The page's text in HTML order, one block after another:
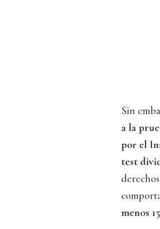
Sin
a la
por el
test
menos